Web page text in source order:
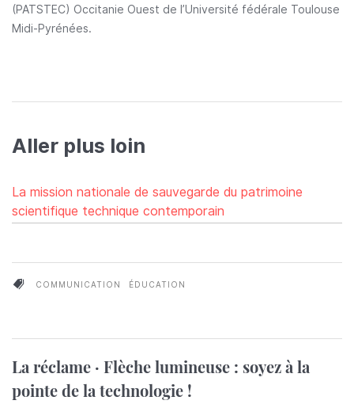
(PATSTEC) Occitanie Ouest de l’Université fédérale Toulouse
Midi-Pyrénées.
Aller plus loin
La mission nationale de sauvegarde du patrimoine
scientifique technique contemporain
COMMUNICATION ÉDUCATION
La réclame · Flèche lumineuse : soyez à la
pointe de la technologie !